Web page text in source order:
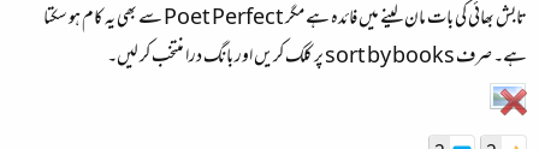
تابش بھائی کی بات مان لینے میں فائدہ ہے مگر Poet Perfect سے بھی یہ کام ہو سکتا
ہے۔ صرف sort by books پر کلک کریں اور بانگ درا منتخب کر لیں۔